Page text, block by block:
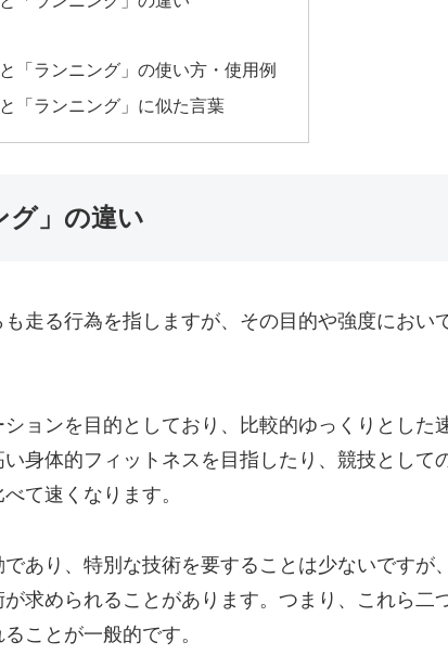
「ランニング」の使い方・使用例
「ランニング」に似た言葉
グ」の違い
走る行為を指しますが、その目的や強度におい
ョンを目的としており、比較的ゆっくりとした
身体的フィットネスを目指したり、競技として
て速くなります。
あり、特別な技術を要することは少ないですが
求められることがあります。つまり、これら二
ことが一般的です。